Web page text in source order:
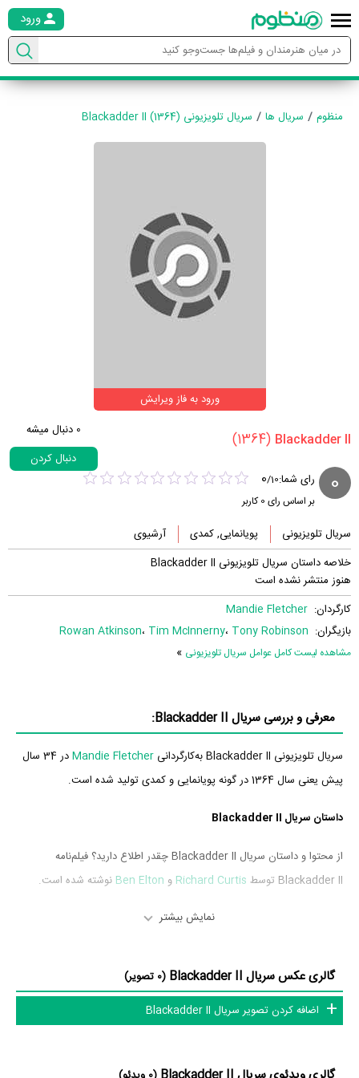
ورود
منظوم سریال ها سریال تلویزیونی Blackadder II (1364)
ورود به فاز ویرایش
(1364)
0 دنبال میشه
دنبال کردن
0 رای شما: 0/10
بر اساس رای 0کاربر
سریال تلویزیونی پویانمایی, کمدی
آرشیوی
خلاصه داستان سریال تلویزیونی Blackadder II
هنوز منتشر نشده است
کارگردان: Mandie Fletcher
بازیگران:
Rowan Atkinson، Tim McInnerny، Tony Robinson
مشاهده لیست کامل عوامل سریال تلویزیونی »
معرفی و بررسی سریال Blackadder II:
سریال تلویزیونی Blackadder II به‌کارگردانی Mandie Fletcher
در 34 سال
پیش یعنی سال 1364 در گونه پویانمایی و کمدی تولید شده است.
داستان سریال Blackadder II
از محتوا و داستان سریال Blackadder II چقدر اطلاع دارید؟ فیلم‌نامه
Blackadder II توسط
Richard Curtis و Ben Elton نوشته شده است.
طور متوسط فعالیت 2ام بازیگران این اثر است. براساس امتیاز مردم سریال
Blackadder II بهترین اثر
Hugh Laurieدر حرفه بازیگری محسوب می‌شود.
نمایش بیشتر
گالری عکس سریال Blackadder II
(0 تصویر)
اضافه کردن تصویر سریال Blackadder II